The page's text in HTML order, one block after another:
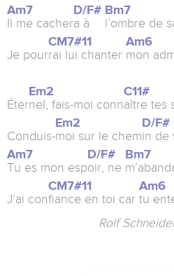
Am7
D/F# Bm7
Il me cachera à l’ombre de
CM7#11
Am6
Je pourrai lui chanter mon
Em2 C11#
Éternel, fais-moi connaître tes
Em2
D/F#
Conduis-moi sur le chemin de
Am7
D/F# Bm7
Tu es mon espoir, ne
CM7#11
Am6
J’ai confiance en toi car tu
Rolf